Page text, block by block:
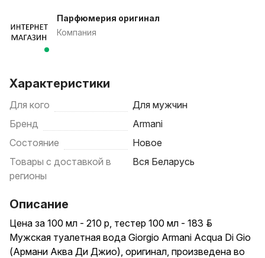
Парфюмерия оригинал
Компания
Характеристики
Для кого
Для мужчин
Бренд
Armani
Состояние
Новое
Товары с доставкой в
регионы
Вся Беларусь
Описание
Цена за 100 мл - 210 р, тестер 100 мл - 183 р.
Мужская туалетная вода Giorgio Armani Acqua Di Gio
(Армани Аква Ди Джио), оригинал, произведена во